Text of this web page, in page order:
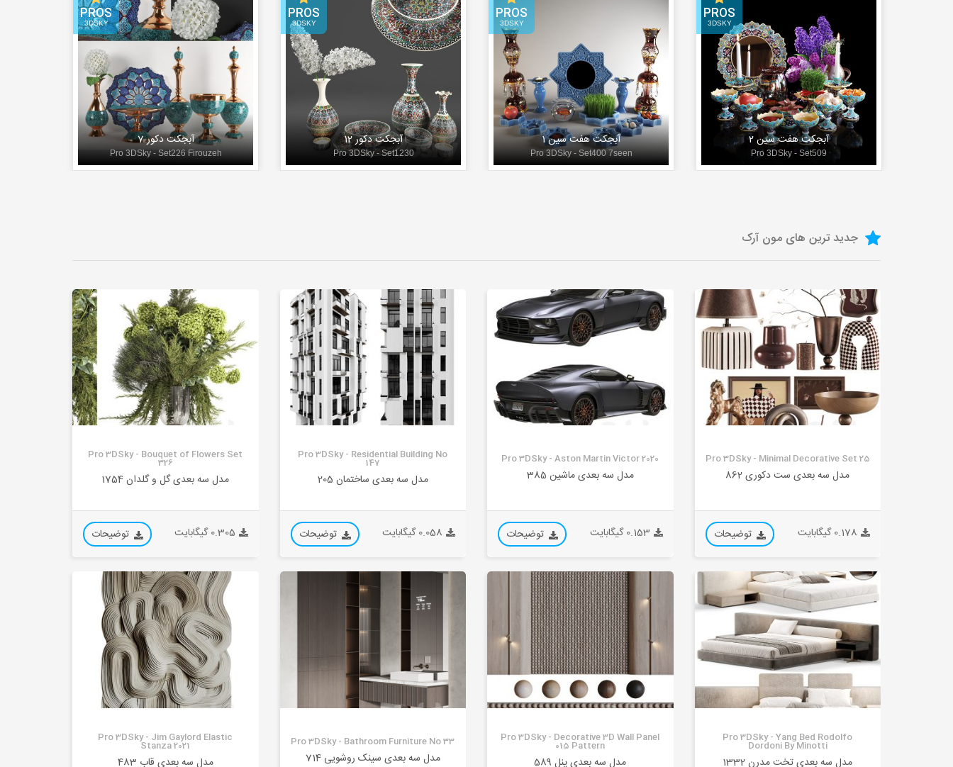
آبجکت هفت سین 2
Pro 3DSky - Set509
PROS
3DSKY
آبجکت هفت سین 1
Pro 3DSky - Set400 7seen
PROS
3DSKY
آبجکت دکور 12
Pro 3DSky - Set1230
PROS
3DSKY
آبجکت دکور 7
Pro 3DSky - Set226 Firouzeh
PROS
3DSKY
جدید ترین های مون آرک
Pro 3DSky - Minimal Decorative Set 25
مدل سه بعدی ست دکوری 862
0.178 گیگابایت توضیحات
Pro 3DSky - Aston Martin Victor 2020
مدل سه بعدی ماشین 385
0.153 گیگابایت توضیحات
Pro 3DSky - Residential Building No
147
مدل سه بعدی ساختمان 205
0.058 گیگابایت توضیحات
Pro 3DSky - Bouquet of Flowers Set
326
مدل سه بعدی گل و گلدان 1754
0.305 گیگابایت توضیحات
Pro 3DSky - Yang Bed Rodolfo
Dordoni By Minotti
مدل سه بعدی تخت مدرن 1332
Pro 3DSky - Decorative 3D Wall Panel
015 Pattern
مدل سه بعدی پنل 589
Pro 3DSky - Bathroom Furniture No 33
مدل سه بعدی سینک روشویی 714
Pro 3DSky - Jim Gaylord Elastic
Stanza 2021
مدل سه بعدی قاب 483